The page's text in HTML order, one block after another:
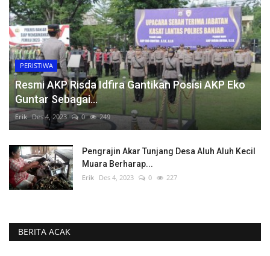
PERISTIWA
Resmi AKP Risda Idfira Gantikan Posisi AKP Eko
Guntar Sebagai...
Erik Des 4, 2023 0 249
Pengrajin Akar Tunjang Desa Aluh Aluh Kecil
Muara Berharap...
Erik Des 4, 2023 0 227
BERITA ACAK